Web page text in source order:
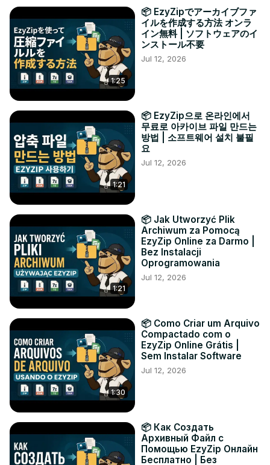
1:25
📦 EzyZipでアーカイブファ
イルを作成する方法 オンラ
イン無料 | ソフトウェアのイ
ンストール不要
Jul 12, 2026
1:21
📦 EzyZip으로 온라인에서
무료로 아카이브 파일 만드는
방법 | 소프트웨어 설치 불필
요
Jul 12, 2026
1:21
📦 Jak Utworzyć Plik
Archiwum za Pomocą
EzyZip Online za Darmo |
Bez Instalacji
Oprogramowania
Jul 12, 2026
1:30
📦 Como Criar um Arquivo
Compactado com o
EzyZip Online Grátis |
Sem Instalar Software
Jul 12, 2026
📦 Как Создать
Архивный Файл с
Помощью EzyZip Онлайн
Бесплатно | Без